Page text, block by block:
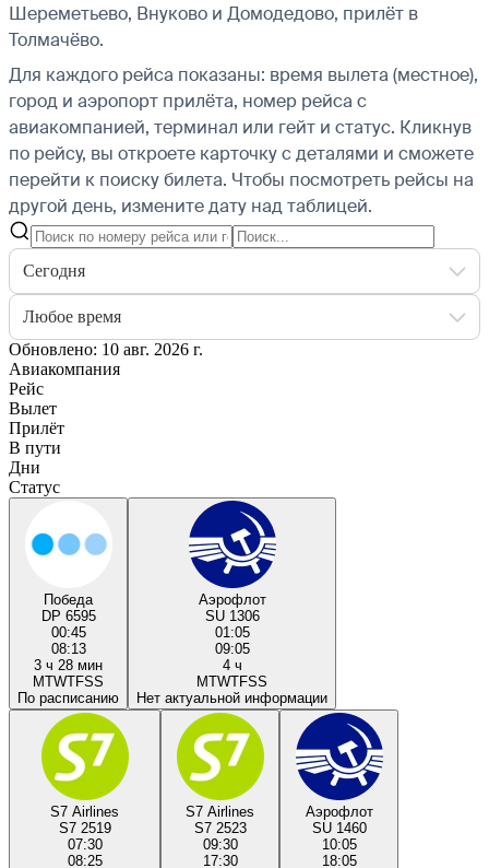
Шереметьево, Внуково и Домодедово, прилёт в
Толмачёво.
Для каждого рейса показаны: время вылета (местное),
город и аэропорт прилёта, номер рейса с
авиакомпанией, терминал или гейт и статус. Кликнув
по рейсу, вы откроете карточку с деталями и сможете
перейти к поиску билета. Чтобы посмотреть рейсы на
другой день, измените дату над таблицей.
Сегодня
Любое время
Обновлено: 10 авг. 2026 г.
Авиакомпания
Рейс
Вылет
Прилёт
В пути
Дни
Статус
Победа
DP 6595
00:45
08:13
3 ч 28 мин
MTWTFSS
По расписанию
Аэрофлот
SU 1306
01:05
09:05
4 ч
MTWTFSS
Нет актуальной информации
S7 Airlines
S7 2519
07:30
08:25
S7 Airlines
S7 2523
09:30
17:30
Аэрофлот
SU 1460
10:05
18:05